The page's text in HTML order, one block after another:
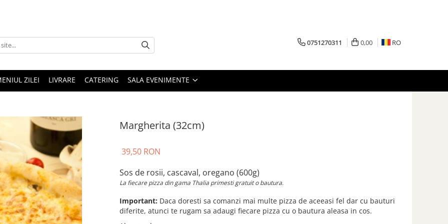
0751270311 0,00 RO
ZILEI LIVRARE CATERING SALA EVENIMENTE
Margherita (32cm)
39,50 RON
Sos de rosii, cascaval, oregano (600g)
La fiecare pizza din gama Thalia primesti gratuit o bautura.
Important: Daca doresti sa comanzi mai multe pizza de aceeasi fel dar cu bauturi
diferite, atunci te rugam sa adaugi fiecare pizza cu o bautura aleasa in cos.